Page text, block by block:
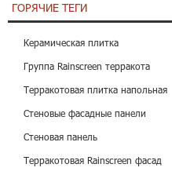
ГОРЯЧИЕ ТЕГИ
Керамическая плитка
Группа Rainscreen терракота
Терракотовая плитка напольная
Стеновые фасадные панели
Стеновая панель
Терракотовая Rainscreen фасад